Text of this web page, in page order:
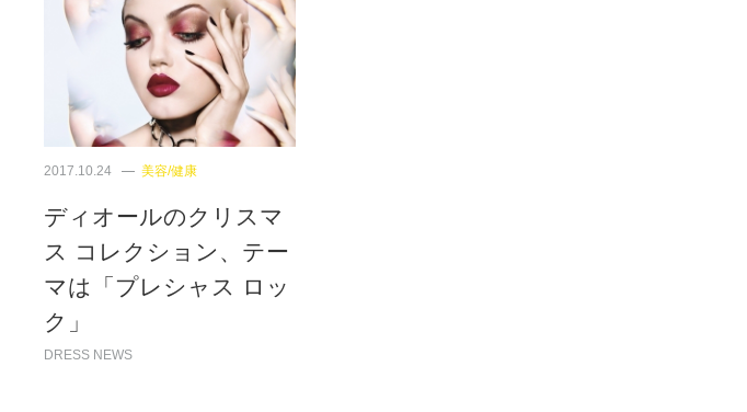
2017.10.24 美容/健康
ディオールのクリスマ
ス コレクション、テー
マは「プレシャス ロッ
ク」
DRESS NEWS